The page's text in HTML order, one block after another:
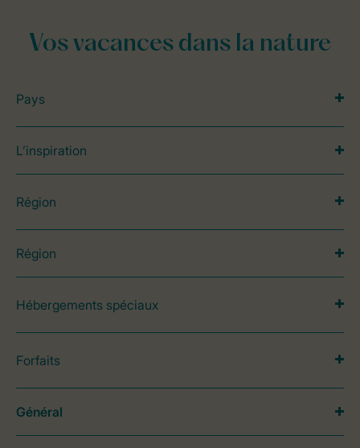
Vos vacances dans la nature
Pays
L’inspiration
Région
Région
Hébergements spéciaux
Forfaits
Général